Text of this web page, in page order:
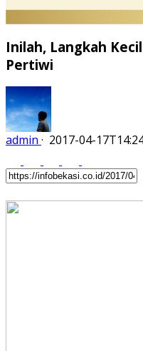
Inilah, Langkah
Pertiwi
admin · 2017-04-